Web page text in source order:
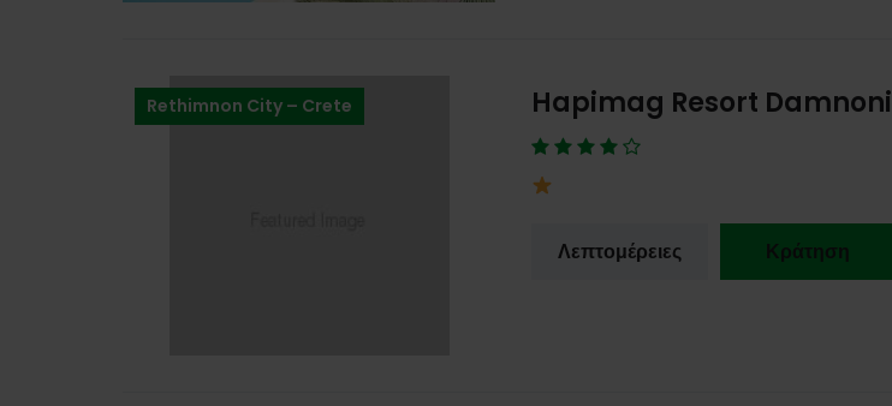
Rethimnon City – Crete Hapimag Resort Damnoni
Λεπτομέρειες Κράτηση